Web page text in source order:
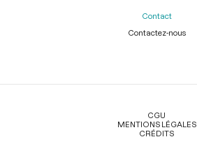
Contact
Contactez-nous
Légal
CGU
MENTIONS LÉGALES
CRÉDITS